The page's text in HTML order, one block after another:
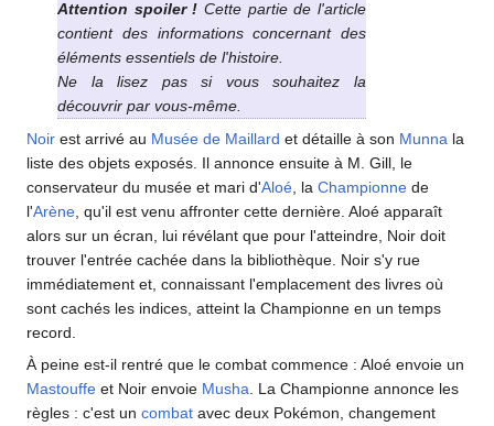
Attention spoiler ! Cette partie de l'article
contient des informations concernant des
éléments essentiels de l'histoire.
Ne la lisez pas si vous souhaitez la
découvrir par vous-même.
Noir est arrivé au Musée de Maillard et détaille à son Munna la
liste des objets exposés. Il annonce ensuite à M. Gill, le
conservateur du musée et mari d'Aloé , la Championne de
l'Arène , qu'il est venu affronter cette dernière. Aloé apparaît
alors sur un écran, lui révélant que pour l'atteindre, Noir doit
trouver l'entrée cachée dans la bibliothèque. Noir s'y rue
immédiatement et, connaissant l'emplacement des livres où
sont cachés les indices, atteint la Championne en un temps
record.
À peine est-il rentré que le combat commence : Aloé envoie un
Mastouffe et Noir envoie Musha . La Championne annonce les
règles : c'est un combat avec deux Pokémon, changement